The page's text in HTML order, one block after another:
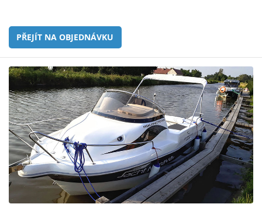
PŘEJÍT NA OBJEDNÁVKU